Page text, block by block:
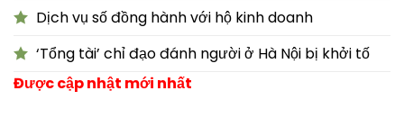
Dịch vụ số đồng hành với hộ kinh doanh
‘Tổng tài’ chỉ đạo đánh người ở Hà Nội bị khởi tố
Được cập nhật mới nhất